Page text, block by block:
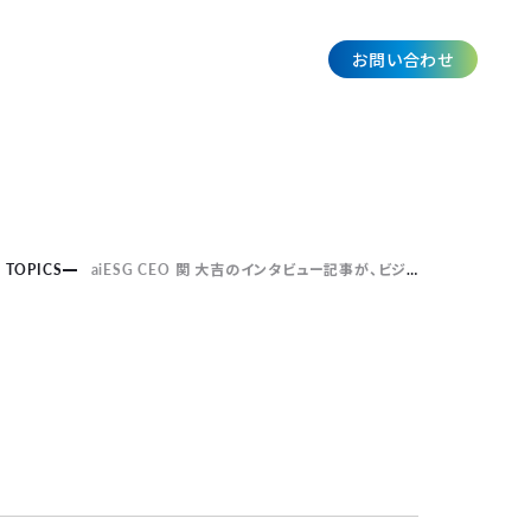
お問い合わせ
TOPICS aiESG CEO 関 大吉のインタビュー記事が、ビジネスマガジン『Ambitons FUKUOKA Vol.3 ーNEW BUSINESS, NEW FUKUOKA!－』に掲載されました